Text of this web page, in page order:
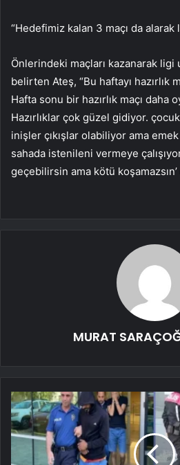
“Hedefimiz kalan 3 maçı da alarak
Önlerindeki maçları kazanarak
belirten Ateş, “Bu haftayı hazırlık
Hafta sonu bir hazırlık maçı daha
Hazırlıklar çok güzel gidiyor.
inişler çıkışlar olabiliyor ama
sahada istenileni vermeye
geçebilirsin ama kötü
MURAT